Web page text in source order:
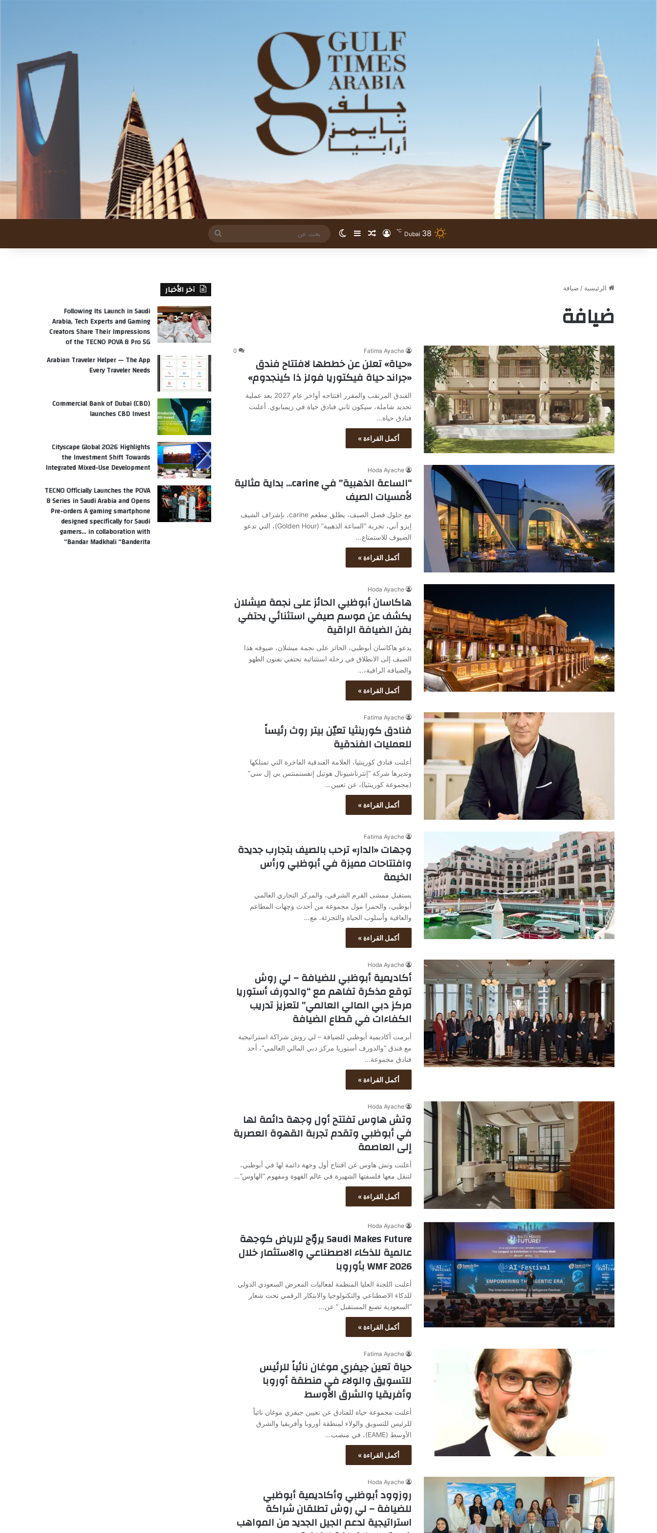
Dubai 38
℃ تسجيل الدخول
مقال عشوائي
إضافة عمود جانبي
الوضع المظلم
عن
الرئيسية / ضيافة
ضيافة
Fatima Ayache
0
«حياة» تعلن عن خططها لافتتاح فندق
«جراند حياة فيكتوريا فولز ذا كينجدوم»
الفندق المرتقب والمقرر افتتاحه أواخر عام 2027 بعد عملية
تجديد شاملة، سيكون ثاني فنادق حياة في زيمبابوي. أعلنت
فنادق حياة…
أكمل القراءة »
Hoda Ayache
“الساعة الذهبية” في carine… بداية مثالية
لأمسيات الصيف
مع حلول فصل الصيف، يطلق مطعم carine، بإشراف الشيف
إيزو آني، تجربة “الساعة الذهبية” (Golden Hour)، التي تدعو
الضيوف للاستمتاع…
أكمل القراءة »
Hoda Ayache
هاكاسان أبوظبي الحائز على نجمة ميشلان
يكشف عن موسم صيفي استثنائي يحتفي
بفن الضيافة الراقية
يدعو هاكاسان أبوظبي، الحائز على نجمة ميشلان، ضيوفه هذا
الصيف إلى الانطلاق في رحلة استثنائية تحتفي بفنون الطهو
والضيافة الراقية،…
أكمل القراءة »
Fatima Ayache
فنادق كورينثيا تعيّن بيتر روث رئيساً
للعمليات الفندقية
أعلنت فنادق كورينثيا، العلامة الفندقية الفاخرة التي تمتلكها
وتديرها شركة “إنترناشيونال هوتيل إنفستمنتس بي إل سي”
(مجموعة كورينثيا)، عن تعيين…
أكمل القراءة »
Fatima Ayache
وجهات «الدار» ترحب بالصيف بتجارب جديدة
وافتتاحات مميزة في أبوظبي ورأس
الخيمة
يستقبل ممشى القرم الشرقي، والمركز التجاري العالمي
أبوظبي، والحمرا مول مجموعة من أحدث وجهات المطاعم
والعافية وأسلوب الحياة والتجزئة. مع…
أكمل القراءة »
Hoda Ayache
أكاديمية أبوظبي للضيافة – لي روش
توقع مذكرة تفاهم مع “والدورف أستوريا
مركز دبي المالي العالمي” لتعزيز تدريب
الكفاءات في قطاع الضيافة
أبرمت أكاديمية أبوظبي للضيافة – لي روش شراكة استراتيجية
مع فندق “والدورف أستوريا مركز دبي المالي العالمي“، أحد
فنادق مجموعة…
أكمل القراءة »
Hoda Ayache
وتش هاوس تفتتح أول وجهة دائمة لها
في أبوظبي وتقدم تجربة القهوة العصرية
إلى العاصمة
أعلنت وتش هاوس عن افتتاح أول وجهة دائمة لها في أبوظبي،
لتنقل معها فلسفتها الشهيرة في عالم القهوة ومفهوم “الهاوس”…
أكمل القراءة »
Hoda Ayache
Saudi Makes Future يروّج للرياض كوجهة
عالمية للذكاء الاصطناعي والاستثمار خلال
WMF 2026 بأوروبا
أعلنت اللجنة العليا المنظمة لفعاليات المعرض السعودي الدولي
للذكاء الاصطناعي والتكنولوجيا والابتكار الرقمي تحت شعار
“السعودية تصنع المستقبل ” عن…
أكمل القراءة »
Fatima Ayache
حياة تعين جيفري موغان نائباً للرئيس
للتسويق والولاء في منطقة أوروبا
وأفريقيا والشرق الأوسط
أعلنت مجموعة حياة للفنادق عن تعيين جيفري موغان نائباً
للرئيس للتسويق والولاء لمنطقة أوروبا وأفريقيا والشرق
الأوسط (EAME)، في منصب…
أكمل القراءة »
Hoda Ayache
روزوود أبوظبي وأكاديمية أبوظبي
للضيافة – لي روش تطلقان شراكة
استراتيجية لدعم الجيل الجديد من المواهب
آخر الأخبار
Following Its Launch in Saudi
Arabia, Tech Experts and Gaming
Creators Share Their Impressions
of the TECNO POVA 8 Pro 5G
Arabian Traveler Helper — The App
Every Traveler Needs
Commercial Bank of Dubai (CBD)
launches CBD Invest
Cityscape Global 2026 Highlights
the Investment Shift Towards
Integrated Mixed-Use Development
TECNO Officially Launches the POVA
8 Series in Saudi Arabia and Opens
Pre-orders A gaming smartphone
designed specifically for Saudi
gamers… in collaboration with
Bandar Madkhali “Banderita”